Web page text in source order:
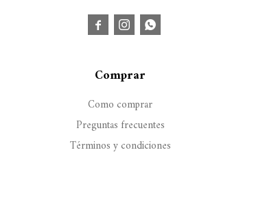
Comprar
Como comprar
Preguntas frecuentes
Términos y condiciones
  